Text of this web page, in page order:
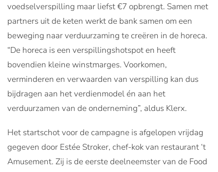
voedselverspilling maar liefst €7 opbrengt. Samen met
partners uit de keten werkt de bank samen om een
beweging naar verduurzaming te creëren in de horeca.
“De horeca is een verspillingshotspot en heeft
bovendien kleine winstmarges. Voorkomen,
verminderen en verwaarden van verspilling kan dus
bijdragen aan het verdienmodel én aan het
verduurzamen van de onderneming”, aldus Klerx.
Het startschot voor de campagne is afgelopen vrijdag
gegeven door Estée Stroker, chef-kok van restaurant ‘t
Amusement. Zij is de eerste deelneemster van de Food